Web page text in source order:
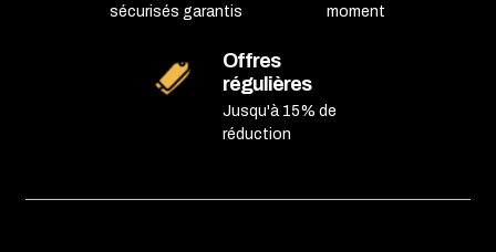
sécurisés garantis
moment
Offres
régulières
Jusqu'à 15% de
réduction